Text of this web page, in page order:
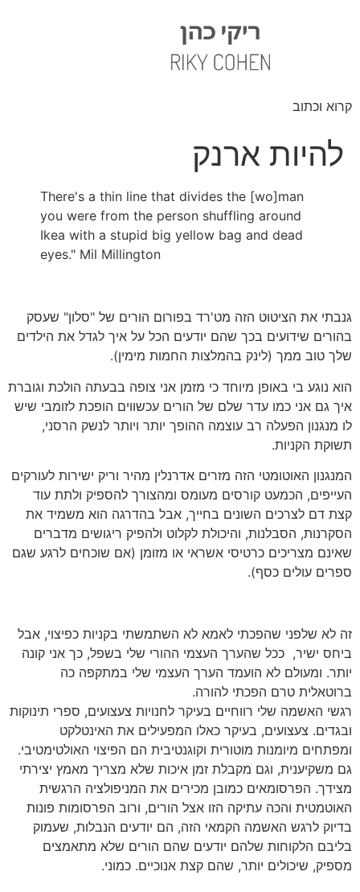
קרוא וכתוב
להיות ארנק
There's a thin line that divides the [wo]man
you were from the person shuffling around
Ikea with a stupid big yellow bag and dead
eyes." Mil Millington
גנבתי את הציטוט הזה מט'רד בפורום הורים של "סלון" שעסק
בהורים שידועים בכך שהם יודעים הכל על איך לגדל את הילדים
שלך טוב ממך (לינק בהמלצות החמות מימין).
הוא נוגע בי באופן מיוחד כי מזמן אני צופה בבעתה הולכת וגוברת
איך גם אני כמו עדר שלם של הורים עכשווים הופכת לזומבי שיש
לו מנגנון הפעלה רב עוצמה ההופך יותר ויותר לנשק הרסני,
תשוּקת הקניות.
המנגנון האוטומטי הזה מזרים אדרנלין מהיר וריק ישירות לעורקים
העייפים, הכמעט קורסים מעומס ומהצורך להספיק ולתת עוד
קצת דם לצרכים השונים בחייך, אבל בהדרגה הוא משמיד את
הסקרנות, הסבלנות, והיכולת לקלוט ולהפיק ריגושים מדברים
שאינם מצריכים כרטיסי אשראי או מזומן (אם שוכחים לרגע שגם
ספרים עולים כסף).
זה לא שלפני שהפכתי לאמא לא השתמשתי בקניות כפיצוי, אבל
ביחס ישיר, ככל שהערך העצמי ההורי שלי בשפל, כך אני קונה
יותר. ומעולם לא הועמד הערך העצמי שלי במתקפה כה
ברוטאלית טרם הפכתי להורה.
רגשי האשמה שלי רווחיים בעיקר לחנויות צעצועים, ספרי תינוקות
ובגדים. צעצועים, בעיקר כאלו המפעילים את האינטלקט
ומפתחים מיומנות מוטורית וקוגנטיבית הם הפיצוי האולטימטיבי.
גם משקיענית, וגם מקבלת זמן איכות שלא מצריך מאמץ יצירתי
מצידך. הפרסומאים כמובן מכירים את המניפולציה הרגשית
האוטמטית והכה עתיקה הזו אצל הורים, ורוב הפרסומות פונות
בדיוק לרגש האשמה הקמאי הזה, הם יודעים הנבלות, שעמוק
בליבם הלקוחות שלהם יודעים שהם הורים שלא מתאמצים
מספיק, שיכולים יותר, שהם קצת אנוכיים. כמוני.